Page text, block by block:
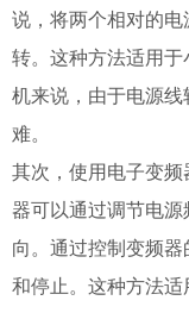
说，将两个相对的电
转。这种方法适用
机来说，由于电源线
难。
其次，使用电子变
器可以通过调节电
向。通过控制变频
和停止。这种方法